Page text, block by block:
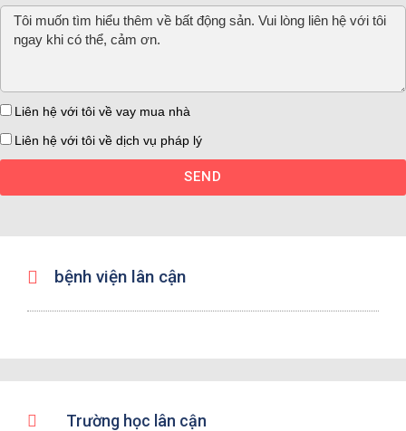
Liên hệ với tôi về vay mua nhà
Liên hệ với tôi về dịch vụ pháp lý
SEND
bệnh viện lân cận
Trường học lân cận